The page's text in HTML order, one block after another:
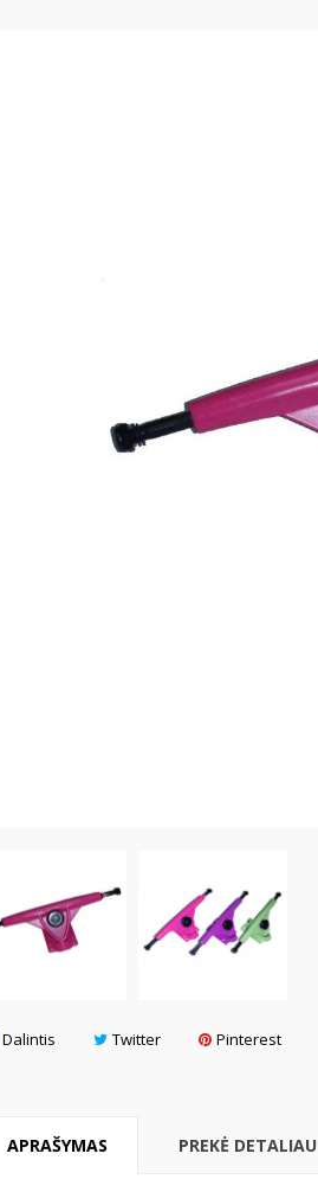
Dalintis Twitter Pinterest
APRAŠYMAS PREKĖ DETALIAU